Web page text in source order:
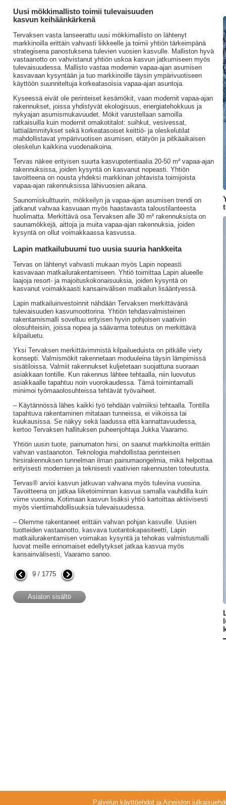
Uusi mökkimallisto toimii tulevaisuuden
kasvun keihäänkärkenä
Tervaksen vasta lanseerattu uusi mökkimallisto on lähtenyt
markkinoilla erittäin vahvasti liikkeelle ja toimii yhtiön tärkeimpänä
strategisena panostuksena tulevien vuosien kasvulle. Malliston hyvä
vastaanotto on vahvistanut yhtiön uskoa kasvun jatkumiseen myös
tulevaisuudessa. Mallisto vastaa modernin vapaa-ajan asumisen
kasvavaan kysyntään ja tuo markkinoille täysin ympärivuotiseen
käyttöön suunniteltuja korkeatasoisia vapaa-ajan asuntoja.
Kyseessä eivät ole perinteiset kesämökit, vaan modernit vapaa-ajan
rakennukset, joissa yhdistyvät ekologisuus, energiatehokkuus ja
nykyajan asumismukavuudet. Mökit varustellaan samoilla
ratkaisuilla kuin modernit omakotitalot: suihkut, vesivessat,
lattialämmitykset sekä korkeatasoiset keittiö- ja oleskelutilat
mahdollistavat ympärivuotisen asumisen, etätyön ja pitkäaikaisen
oleskelun kaikkina vuodenaikoina.
Tervas näkee erityisen suurta kasvupotentiaalia 20-50 m² vapaa-ajan
rakennuksissa, joiden kysyntä on kasvanut nopeasti. Yhtiön
tavoitteena on nousta yhdeksi markkinan johtavista toimijoista
vapaa-ajan rakennuksissa lähivuosien aikana.
Saunomiskulttuurin, mökkeilyn ja vapaa-ajan asumisen trendi on
jatkanut vahvaa kasvuaan myös haastavasta taloustilanteesta
huolimatta. Merkittävä osa Tervaksen alle 30 m² rakennuksista on
saunamökkejä, aittoja ja muita vapaa-ajan rakennuksia, joiden
kysyntä on ollut voimakkaassa kasvussa.
Lapin matkailubuumi tuo uusia suuria hankkeita
Tervas on lähtenyt vahvasti mukaan myös Lapin nopeasti
kasvavaan matkailurakentamiseen. Yhtiö toimittaa Lapin alueelle
laajoja resort- ja majoituskokonaisuuksia, joiden kysyntä on
kasvanut voimakkaasti kansainvälisen matkailun lisääntyessä.
Lapin matkailuinvestoinnit nähdään Tervaksen merkittävänä
tulevaisuuden kasvumoottorina. Yhtiön tehdasvalmisteinen
rakentamismalli soveltuu erityisen hyvin pohjoisen vaativiin
olosuhteisiin, joissa nopea ja säävarma toteutus on merkittävä
kilpailuetu.
Yksi Tervaksen merkittävimmistä kilpailueduista on pitkälle viety
konsepti. Valmismökit rakennetaan moduuleina täysin lämpimissä
sisätiloissa. Valmiit rakennukset kuljetetaan suojattuna suoraan
asiakkaan tontille. Kun rakennus lähtee tehtaalla, niin luovutus
asiakkaalle tapahtuu noin vuorokaudessa. Tämä toimintamalli
minimoi työmaaolosuhteissa tehtävät työvaiheet.
– Käytännössä lähes kaikki työ tehdään valmiiksi tehtaalla. Tontilla
tapahtuva rakentaminen mitataan tunneissa, ei viikoissa tai
kuukausissa. Se näkyy sekä laadussa että kannattavuudessa,
kertoo Tervaksen hallituksen puheenjohtaja Jukka Vaaramo.
Yhtiön uusin tuote, painumaton hirsi, on saanut markkinoilta erittäin
vahvan vastaanoton. Teknologia mahdollistaa perinteisen
hirsirakennuksen tunnelman ilman painumaongelmia, mikä helpottaa
erityisesti modernien ja teknisesti vaativien rakennusten toteutusta.
Tervas® arvioi kasvun jatkuvan vahvana myös tulevina vuosina.
Tavoitteena on jatkaa liiketoiminnan kasvua samalla vauhdilla kuin
viime vuosina. Kotimaan kasvun lisäksi yhtiö kartoittaa aktiivisesti
myös vientimahdollisuuksia tulevaisuudessa.
– Olemme rakentaneet erittäin vahvan pohjan kasvulle. Uusien
tuotteiden vastaanotto, kasvava tuotantokapasiteetti, Lapin
matkailurakentamisen voimakas kysyntä ja tehokas valmistusmalli
luovat meille erinomaiset edellytykset jatkaa kasvua myös
kansainvälisesti, Vaaramo sanoo.
9 / 1775
Asiaton sisältö
Palvelun käyttöehdot ja Aineiston